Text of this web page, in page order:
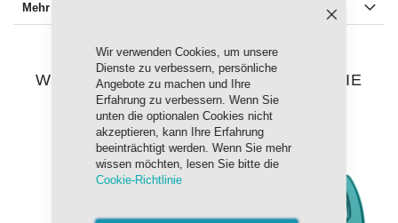
Schließen
Wir verwenden Cookies, um unsere
Dienste zu verbessern, persönliche
Angebote zu machen und Ihre
Erfahrung zu verbessern. Wenn Sie
unten die optionalen Cookies nicht
akzeptieren, kann Ihre Erfahrung
beeinträchtigt werden. Wenn Sie mehr
wissen möchten, lesen Sie bitte die
Cookie-Richtlinie
Mehr Informationen
WIR FANDEN ANDERE PRODUKTE, DIE
IHNEN GEFALLEN KÖNNTEN!